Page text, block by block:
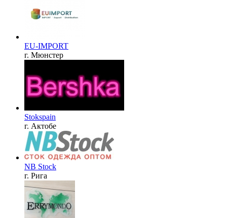
EU-IMPORT
г. Мюнстер
Stokspain
г. Актобе
NB Stock
г. Рига